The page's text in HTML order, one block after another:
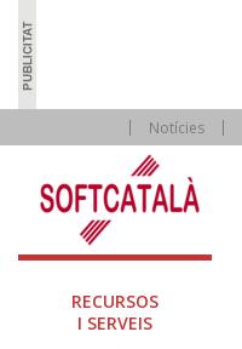
Notícies
RECURSOS
I SERVEIS